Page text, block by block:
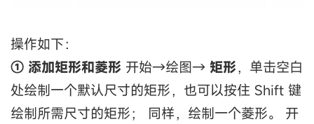
操作如下：
① 添加矩形和菱形 开始→绘图→ 矩形，单击空白
处绘制一个默认尺寸的矩形，也可以按住 Shift 键
绘制所需尺寸的矩形； 同样，绘制一个菱形。 开